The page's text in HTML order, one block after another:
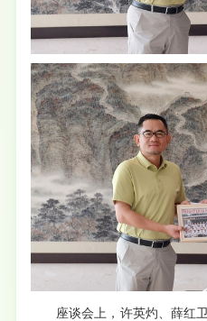
座谈会上，许英灼、薛红